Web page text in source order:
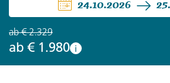
24.10.2026
ab€ 2.329
ab € 1.980 i